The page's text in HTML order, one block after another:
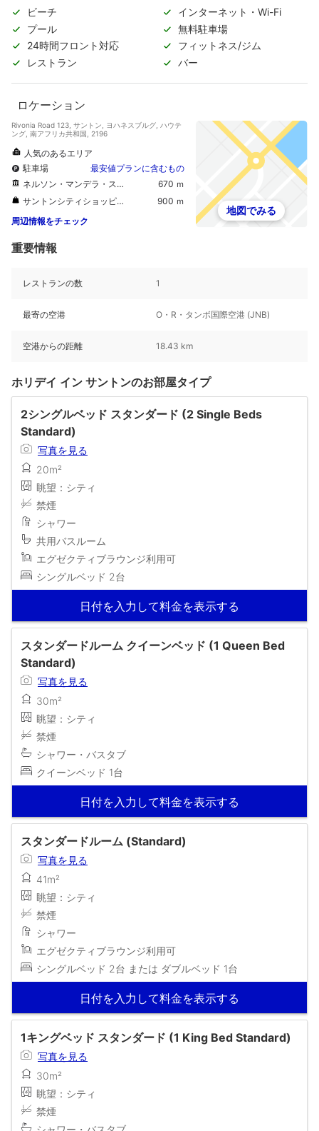
ビーチ
インターネット・Wi-Fi
プール
無料駐車場
24時間フロント対応
フィットネス/ジム
レストラン
バー
ロケーション
Rivonia Road 123, サントン, ヨハネスブルグ, ハウテ
ング, 南アフリカ共和国, 2196
人気のあるエリア
駐車場
最安値プランに含むもの
ネルソン・マンデラ・スクエア
670 ｍ
サントンシティショッピングセンター
900 ｍ
周辺情報をチェック
地図でみる
重要情報
レストランの数 1
最寄の空港 O・R・タンボ国際空港 (JNB)
空港からの距離 18.43 km
ホリデイ イン サントンのお部屋タイプ
2シングルベッド スタンダード (2 Single Beds
Standard)
写真を見る
20m²
眺望：シティ
禁煙
シャワー
共用バスルーム
エグゼクティブラウンジ利用可
シングルベッド 2台
日付を入力して料金を表示する
スタンダードルーム クイーンベッド (1 Queen Bed
Standard)
写真を見る
30m²
眺望：シティ
禁煙
シャワー・バスタブ
クイーンベッド 1台
日付を入力して料金を表示する
スタンダードルーム (Standard)
写真を見る
41m²
眺望：シティ
禁煙
シャワー
エグゼクティブラウンジ利用可
シングルベッド 2台 または ダブルベッド 1台
日付を入力して料金を表示する
1キングベッド スタンダード (1 King Bed Standard)
写真を見る
30m²
眺望：シティ
禁煙